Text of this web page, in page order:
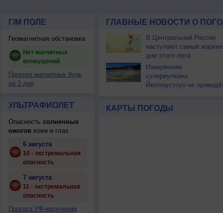
Г/М ПОЛЕ
Геомагнитная обстановка
Нет магнитных
возмущений
Прогноз магнитных бурь
на 3 дня
УЛЬТРАФИОЛЕТ
Опасность солнечных
ожоговкожи и глаз
6 августа
10 - экстремальная
опасность
7 августа
11 - экстремальная
опасность
Прогноз УФ-излучения
ГЛАВНЫЕ НОВОСТИ О
В Центральной России
наступают самые жаркие
дни этого лета
Извержение
супервулкана
Йеллоустоун не
КАРТЫ ПОГОДЫ